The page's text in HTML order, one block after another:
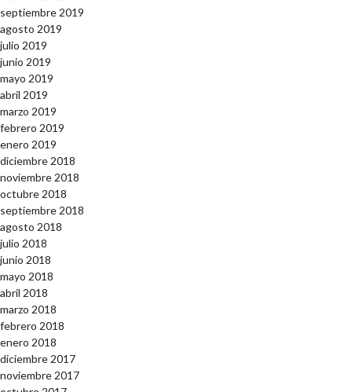
septiembre 2019
agosto 2019
julio 2019
junio 2019
mayo 2019
abril 2019
marzo 2019
febrero 2019
enero 2019
diciembre 2018
noviembre 2018
octubre 2018
septiembre 2018
agosto 2018
julio 2018
junio 2018
mayo 2018
abril 2018
marzo 2018
febrero 2018
enero 2018
diciembre 2017
noviembre 2017